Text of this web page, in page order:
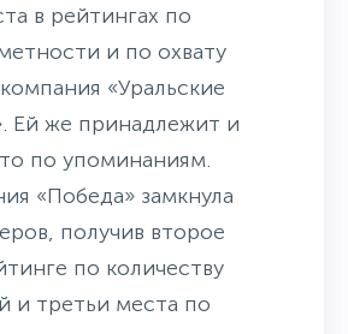
в рейтингах по
и по охвату
«Уральские
Ей же принадлежит и
по упоминаниям.
«Победа» замкнула
получив второе
по количеству
и третьи места по